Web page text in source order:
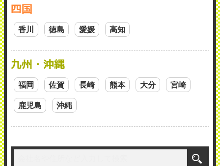
四国
香川 徳島 愛媛 高知
九州・沖縄
福岡 佐賀 長崎 熊本 大分 宮崎
鹿児島 沖縄